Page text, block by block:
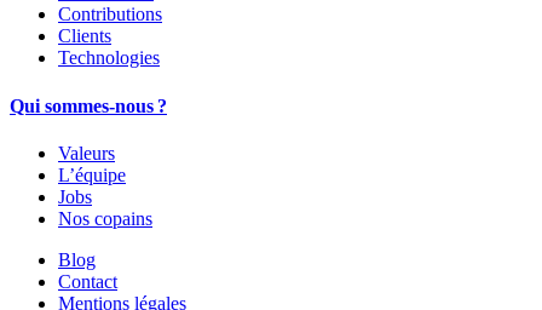
Contributions
Clients
Technologies
Qui sommes-nous ?
Valeurs
L’équipe
Jobs
Nos copains
Blog
Contact
Mentions légales